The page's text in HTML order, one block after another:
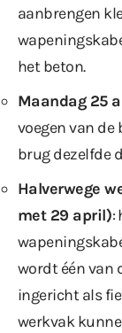
aanbrengen
het beton.
Maandag 25
voegen van de
brug dezelfde
Halverwege
met 29 april):
wordt één van
ingericht als
werkvak